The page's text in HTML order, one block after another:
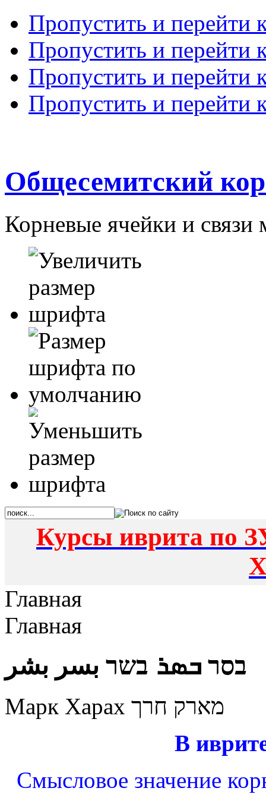
Пропустить и перейти
Пропустить и перейти
Пропустить и перейти
Пропустить и перейти
Общесемитский
Корневые ячейки и
Курсы иврита по
Главная
Главная
בסר ܒܣܪ בשר بسر بشر
Марк Харах מארק חרך
В
Смысловое значение